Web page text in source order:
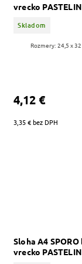
vrecko
Skladom
3,35 € bez DPH
4,12 €
Rozmery: 24,5 x
Sloha A4 SPORO
vrecko